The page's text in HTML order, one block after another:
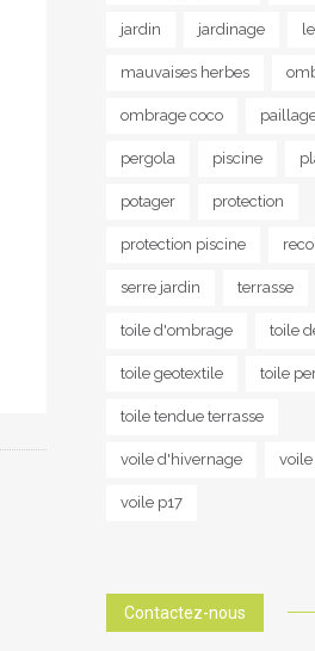
jardin jardinage
mauvaises herbes
ombrage coco
pergola piscine
potager protection
protection piscine
serre jardin terrasse
toile d'ombrage toile
toile geotextile toile
toile tendue terrasse
voile d'hivernage
voile p17
Contactez-nous